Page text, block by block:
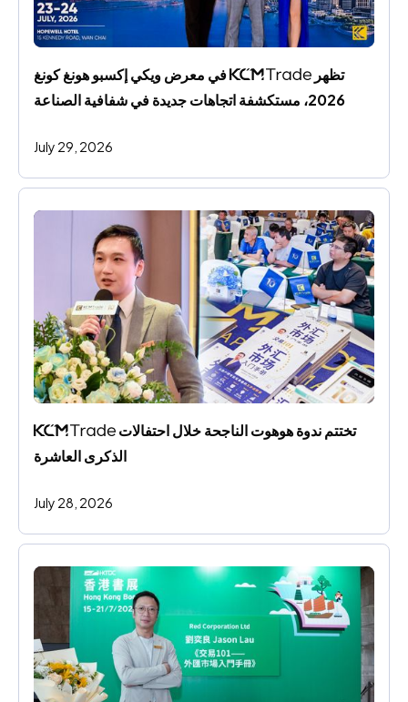
تظهر
في معرض ويكي إكسبو هونغ كونغ
2026، مستكشفة اتجاهات جديدة في شفافية الصناعة
July 29, 2026
الذكرى العاشرة
July 28, 2026